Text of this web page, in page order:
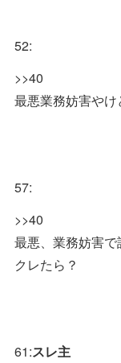
52:
>>40
最悪業務妨害や
57:
>>40
最悪、業務妨害
クレたら？
61:スレ主